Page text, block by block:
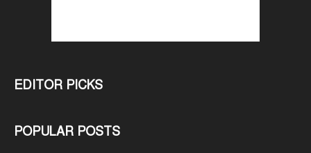
EDITOR PICKS
POPULAR POSTS